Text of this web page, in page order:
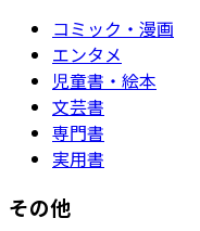
コミック・漫画
エンタメ
児童書・絵本
文芸書
専門書
実用書
その他